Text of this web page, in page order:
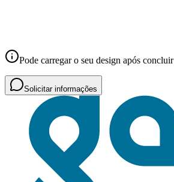
Pode carregar o seu design após
Solicitar informações